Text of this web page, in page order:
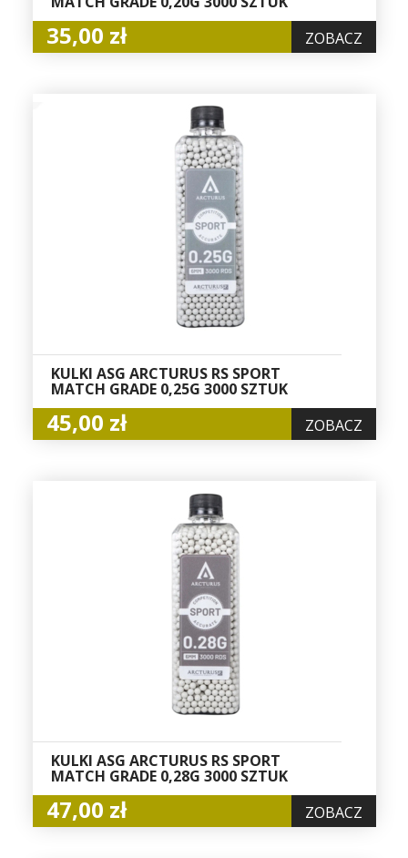
35,00 zł ZOBACZ
KULKI ASG ARCTURUS RS SPORT
MATCH GRADE 0,25G 3000 SZTUK
45,00 zł ZOBACZ
KULKI ASG ARCTURUS RS SPORT
MATCH GRADE 0,28G 3000 SZTUK
47,00 zł ZOBACZ